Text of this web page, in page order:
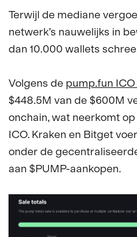
Terwijl de mediane
netwerk’s nauwelijks in
dan 10.000 wallets
Volgens de pump.fun
$448.5M van de $600M
onchain, wat neerkomt
ICO. Kraken en Bitget
onder de
aan $PUMP-aankopen.